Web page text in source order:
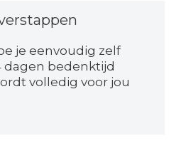
je eenvoudig zelf
dagen bedenktijd
volledig voor jou